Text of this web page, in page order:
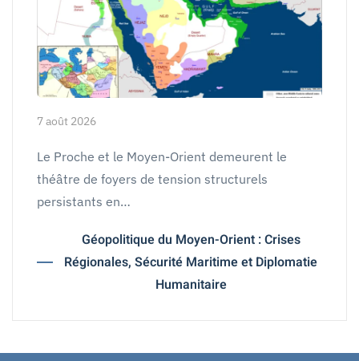
7 août 2026
Le Proche et le Moyen-Orient demeurent le
théâtre de foyers de tension structurels
persistants en…
Géopolitique du Moyen-Orient : Crises
Régionales, Sécurité Maritime et Diplomatie
Humanitaire